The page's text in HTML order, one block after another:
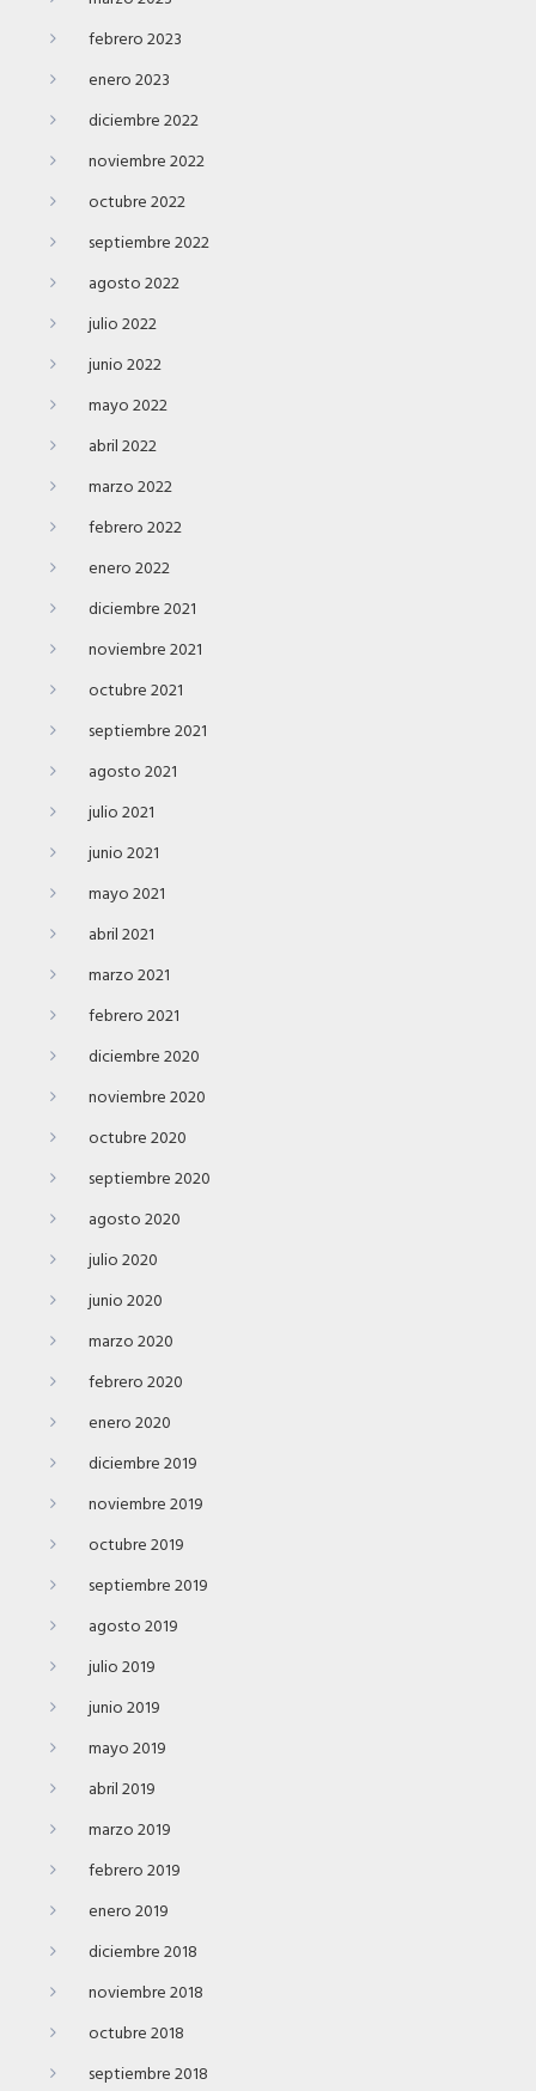
febrero 2023
enero 2023
diciembre 2022
noviembre 2022
octubre 2022
septiembre 2022
agosto 2022
julio 2022
junio 2022
mayo 2022
abril 2022
marzo 2022
febrero 2022
enero 2022
diciembre 2021
noviembre 2021
octubre 2021
septiembre 2021
agosto 2021
julio 2021
junio 2021
mayo 2021
abril 2021
marzo 2021
febrero 2021
diciembre 2020
noviembre 2020
octubre 2020
septiembre 2020
agosto 2020
julio 2020
junio 2020
marzo 2020
febrero 2020
enero 2020
diciembre 2019
noviembre 2019
octubre 2019
septiembre 2019
agosto 2019
julio 2019
junio 2019
mayo 2019
abril 2019
marzo 2019
febrero 2019
enero 2019
diciembre 2018
noviembre 2018
octubre 2018
septiembre 2018